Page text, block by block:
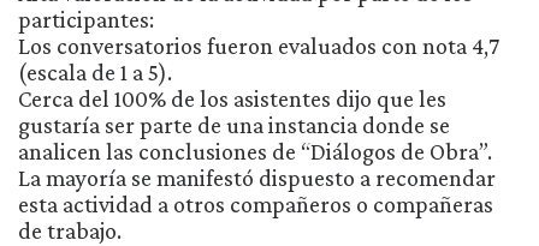
participantes:
Los conversatorios fueron evaluados con nota 4,7
(escala de 1 a 5).
Cerca del 100% de los asistentes dijo que les
gustaría ser parte de una instancia donde se
analicen las conclusiones de “Diálogos de Obra”.
La mayoría se manifestó dispuesto a recomendar
esta actividad a otros compañeros o compañeras
de trabajo.